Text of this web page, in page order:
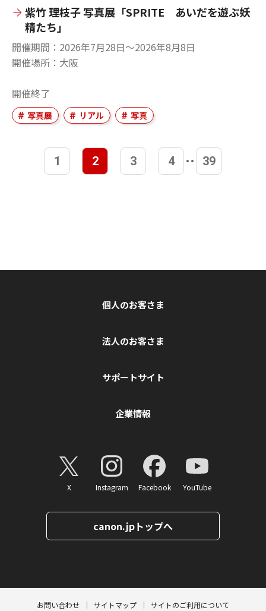
紫竹 理枝子 写真展「SPRITE あいだを遊ぶ妖
精たち」
開催期間
2026年7月28日〜2026年8月8日
開催場所
大阪
開催終了
写真展 リアル 写真
1 2 3 4 39
個人のお客さま
法人のお客さま
サポートサイト
企業情報
X Instagram Facebook YouTube
canon.jpトップへ
お問い合わせ サイトマップ サイトのご利用について